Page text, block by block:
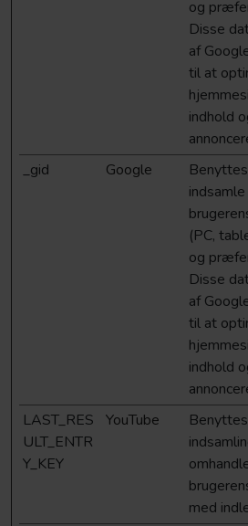
og
Disse
af
til at
indhold
_gid
Google
(PC,
og
Disse
af
til at
indhold
LAST_RES
ULT_ENTR
Y_KEY
YouTube
med